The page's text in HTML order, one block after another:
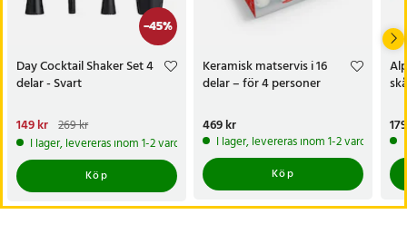
- Cocktailstrainer
- Alkoholdosering: 25 ml/50 ml
- Färg: Svart/guld
- Endast handdisk
-45%
Day Cocktail Shaker Set 4
delar - Svart
Nuvarande pris
149 krTidigare pris:269 kr
149 kr 269 kr
I lager, levereras inom 1-2 vardagar
Köp
Keramisk matservis i 16
delar – för 4 personer
Pris:469 kr
469 kr
I lager, levereras inom 1-2 vardagar
Köp